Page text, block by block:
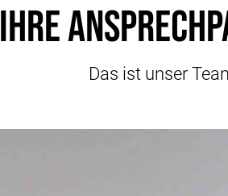
Ihre
Das ist unser